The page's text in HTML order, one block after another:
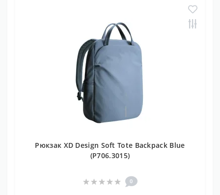
Рюкзак XD Design Soft Tote Backpack Blue
(P706.3015)
0